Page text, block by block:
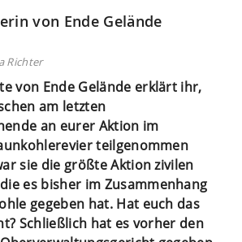
von Ende Gelände
Richter
von Ende Gelände erklärt ihr,
am letzten
an eurer Aktion im
teilgenommen
sie die größte Aktion zivilen
es bisher im Zusammenhang
gegeben hat. Hat euch das
Schließlich hat es vorher den